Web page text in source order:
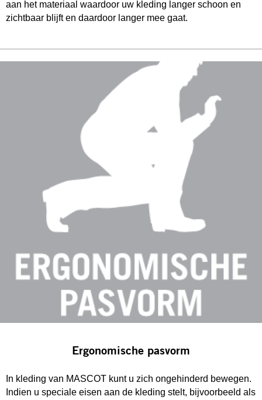
aan het materiaal waardoor uw kleding langer schoon en
zichtbaar blijft en daardoor langer mee gaat.
Ergonomische pasvorm
In kleding van MASCOT kunt u zich ongehinderd bewegen.
Indien u speciale eisen aan de kleding stelt, bijvoorbeeld als